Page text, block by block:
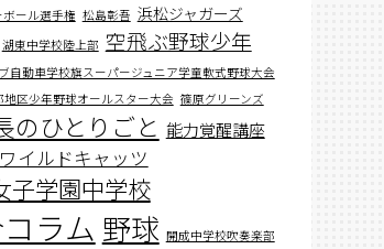
ール選手権 松島彰吾 浜松ジャガーズ
湖東中学校陸上部 空飛ぶ野球少年
自動車学校旗スーパージュニア学童軟式野球大会
地区少年野球オールスター大会 篠原グリーンズ
のひとりごと 能力覚醒講座
イルドキャッツ
子学園中学校
ラム 野球 開成中学校吹奏楽部